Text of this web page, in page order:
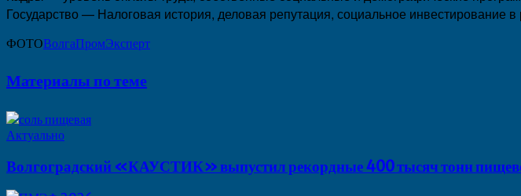
Государство — Налоговая история, деловая репутация, социальное инвестирование
ФОТОВолгаПромЭксперт
Материалы по теме
Актуально
Волгоградский «КАУСТИК» выпустил рекордные 400 тысяч тонн